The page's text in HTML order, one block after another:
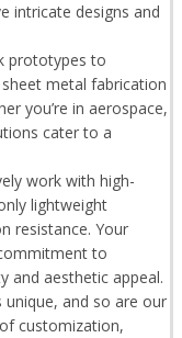
intricate designs and
prototypes to
metal fabrication
you’re in aerospace,
cater to a
work with high-
lightweight
resistance. Your
to
and aesthetic appeal.
unique, and so are our
customization,